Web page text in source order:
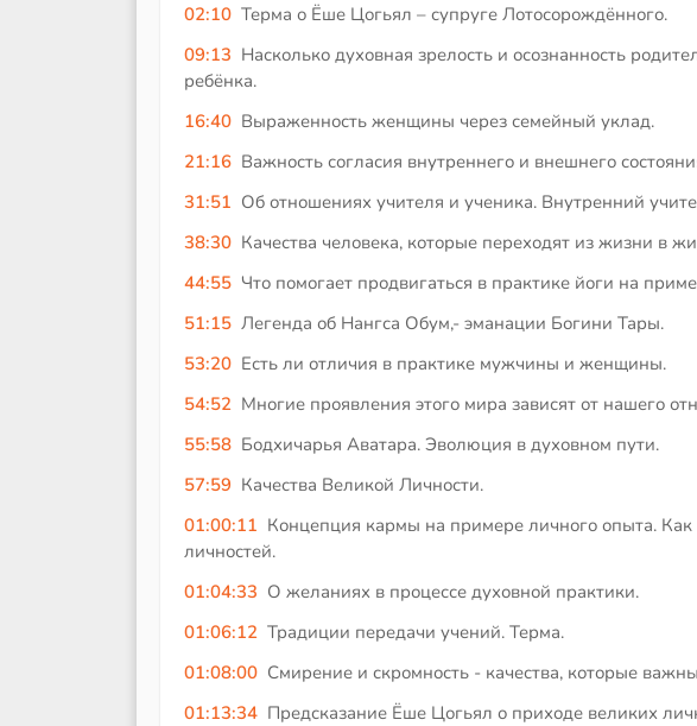
02:10 Терма о Ёше Цогьял – супруге Лотосорождённого.
09:13 Насколько духовная зрелость и осознанность
ребёнка.
16:40 Выраженность женщины через семейный уклад.
21:16 Важность согласия внутреннего и внешнего
31:51 Об отношениях учителя и ученика. Внутренний
38:30 Качества человека, которые переходят из жизни в
44:55 Что помогает продвигаться в практике йоги на
51:15 Легенда об Нангса Обум,- эманации Богини Тары.
53:20 Есть ли отличия в практике мужчины и женщины.
54:52 Многие проявления этого мира зависят от нашего
55:58 Бодхичарья Аватара. Эволюция в духовном пути.
57:59 Качества Великой Личности.
01:00:11 Концепция кармы на примере личного опыта.
личностей.
01:04:33 О желаниях в процессе духовной практики.
01:06:12 Традиции передачи учений. Терма.
01:08:00 Смирение и скромность - качества, которые
01:13:34 Предсказание Ёше Цогьял о приходе великих